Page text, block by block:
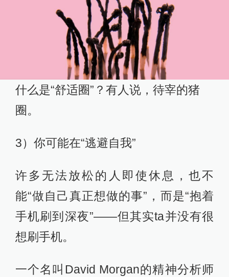
什么是“舒适圈”？有人说，待宰的猪
圈。
3）你可能在“逃避自我”
许多无法放松的人即使休息，也不
能“做自己真正想做的事”，而是“抱着
手机刷到深夜”——但其实ta并没有很
想刷手机。
一个名叫David Morgan的精神分析师